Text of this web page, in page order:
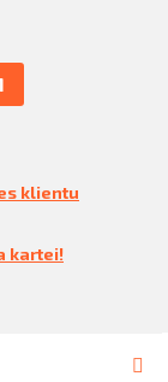
klientu
kartei!